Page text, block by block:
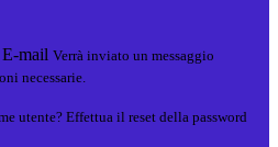
E-mail Verrà inviato un messaggio
necessarie.
utente? Effettua il reset della password